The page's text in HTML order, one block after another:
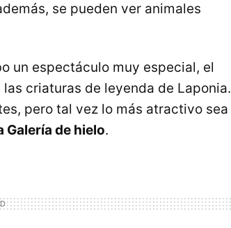
se pueden ver animales
un espectáculo muy especial, el
criaturas de leyenda de Laponia.
pero tal vez lo más atractivo sea
Galería de hielo.